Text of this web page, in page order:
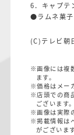
6．キャプテ
●ラムネ菓
(C)テレビ朝
※画像には複
ます。
※価格はメー
※店頭での商
ございます。
※画像は実際
※掲載情報は
がございます